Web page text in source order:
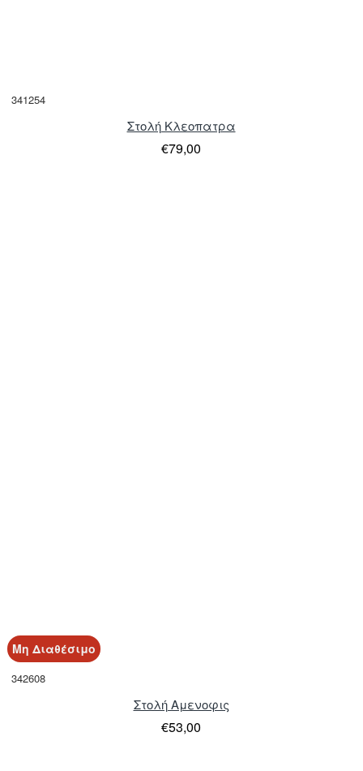
341254
Στολή Κλεοπατρα
€79,00
Μη Διαθέσιμο
342608
Στολή Αμενοφις
€53,00